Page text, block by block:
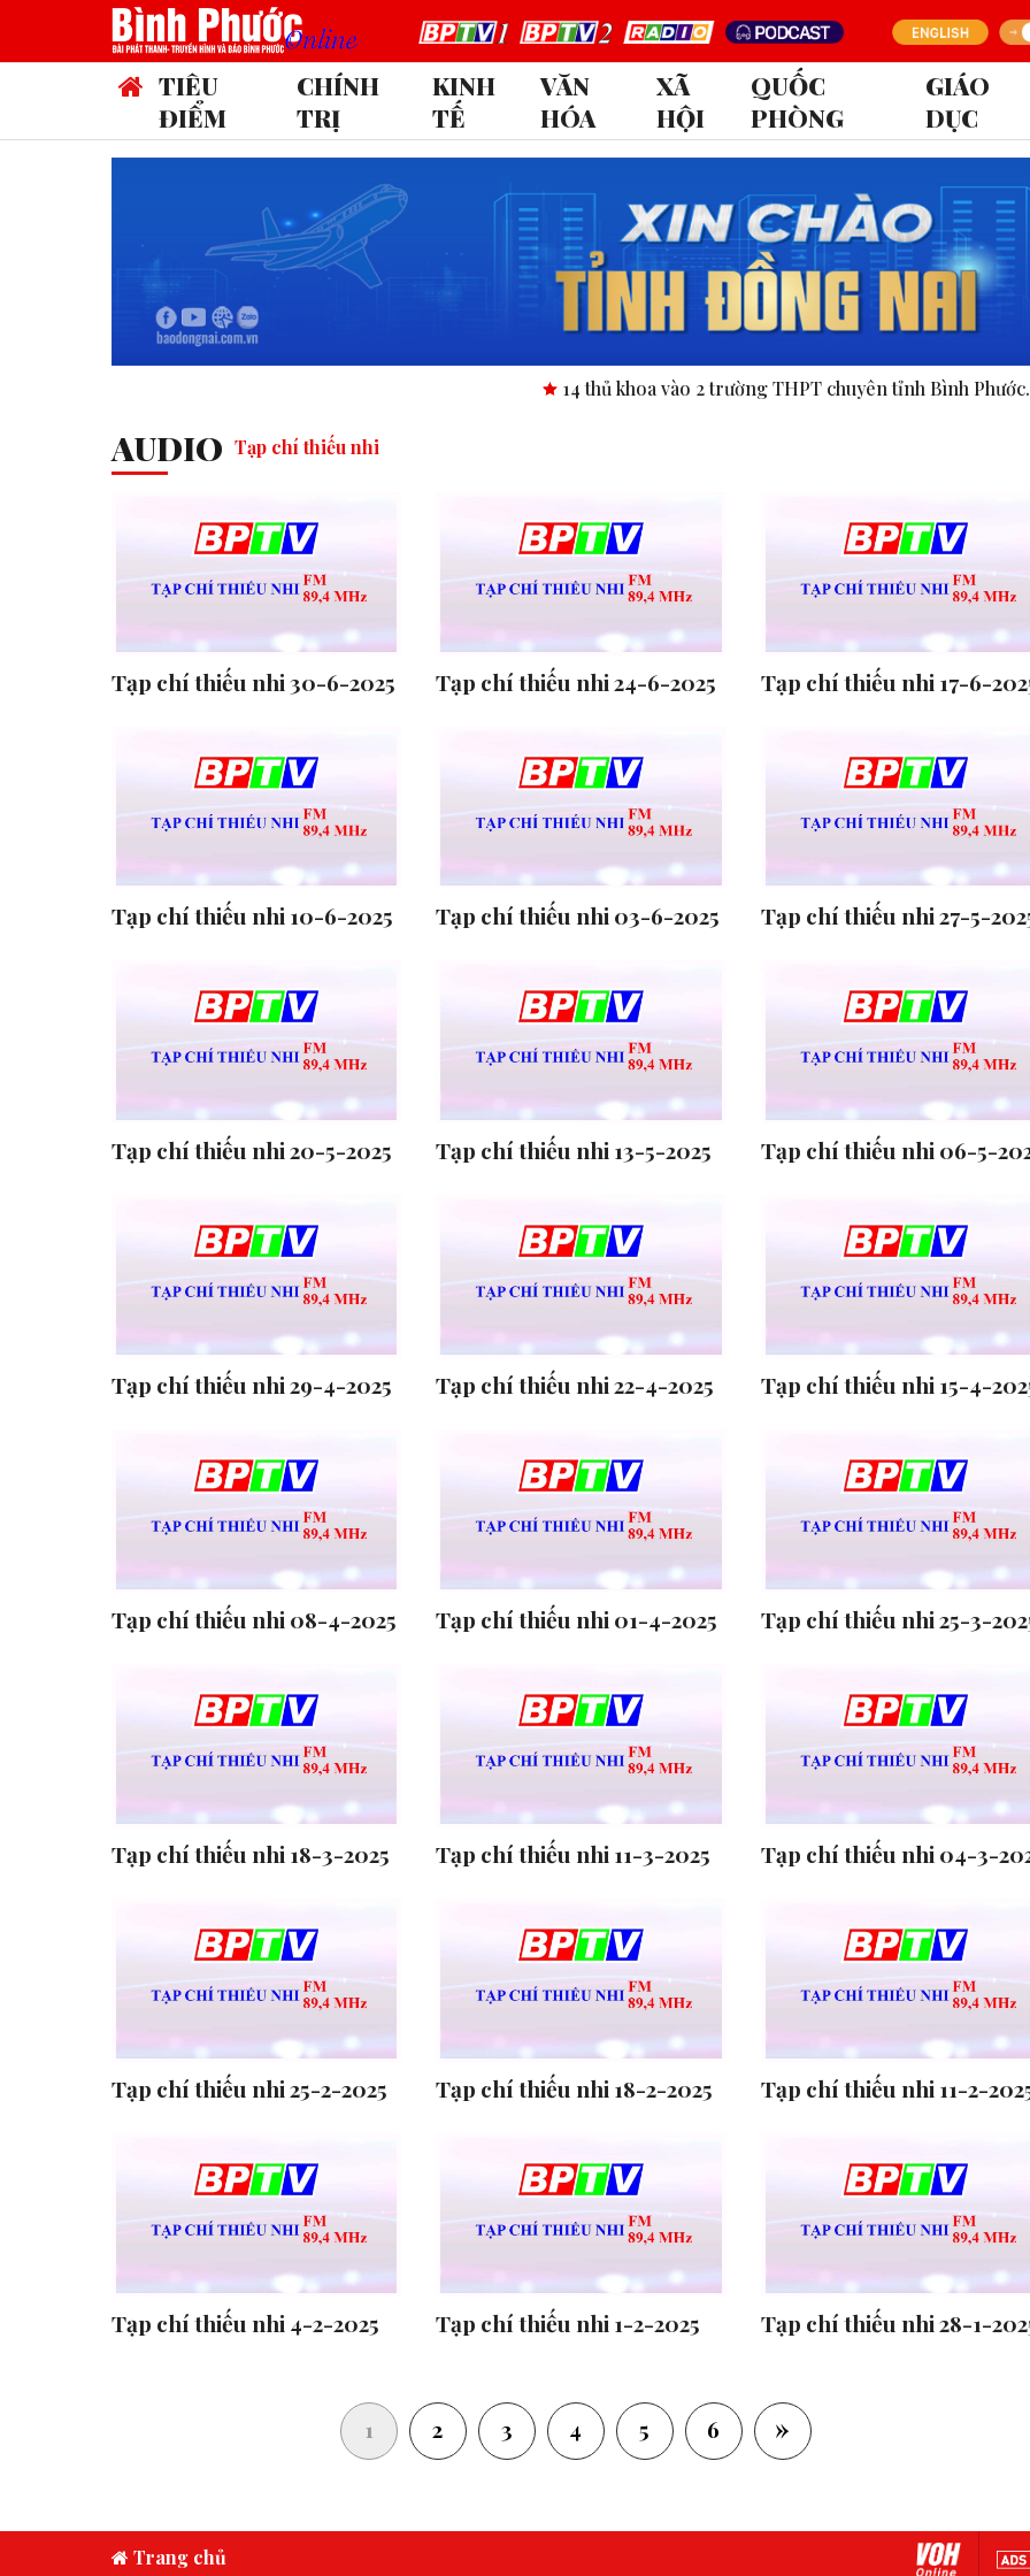
TIÊU
ĐIỂM
CHÍNH
TRỊ
KINH
TẾ
VĂN
HÓA
XÃ
HỘI
QUỐC
PHÒNG
GIÁO
DỤC
14 thủ khoa vào 2 trường THPT chuyên tỉnh Bình Phước. Công
AUDIO Tạp chí thiếu nhi
Tạp chí thiếu nhi 30-6-2025 Tạp chí thiếu nhi 24-6-2025 Tạp chí thiếu nhi 17-6-
Tạp chí thiếu nhi 10-6-2025 Tạp chí thiếu nhi 03-6-2025 Tạp chí thiếu nhi 27-5-
Tạp chí thiếu nhi 20-5-2025 Tạp chí thiếu nhi 13-5-2025 Tạp chí thiếu nhi 06-5-
Tạp chí thiếu nhi 29-4-2025 Tạp chí thiếu nhi 22-4-2025 Tạp chí thiếu nhi 15-4-
Tạp chí thiếu nhi 08-4-2025 Tạp chí thiếu nhi 01-4-2025 Tạp chí thiếu nhi 25-3-
Tạp chí thiếu nhi 18-3-2025 Tạp chí thiếu nhi 11-3-2025 Tạp chí thiếu nhi 04-3-
Tạp chí thiếu nhi 25-2-2025 Tạp chí thiếu nhi 18-2-2025 Tạp chí thiếu nhi 11-2-
Tạp chí thiếu nhi 4-2-2025 Tạp chí thiếu nhi 1-2-2025 Tạp chí thiếu nhi 28-1-
1 (current)
2 3 4 5 6 »
Trang chủ